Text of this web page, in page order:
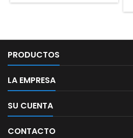
PRODUCTOS
LA EMPRESA
SU CUENTA
CONTACTO